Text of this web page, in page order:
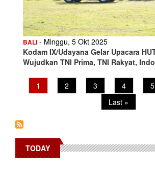
BALI - Minggu, 5 Okt 2025
Kodam IX/Udayana Gelar Upacara
Wujudkan TNI Prima, TNI Rakyat,
Pagination
Current
page
1 Page
2 Page
3 Page
4 5
Last
page
Last »
TODAY